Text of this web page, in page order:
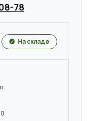
78
На складе